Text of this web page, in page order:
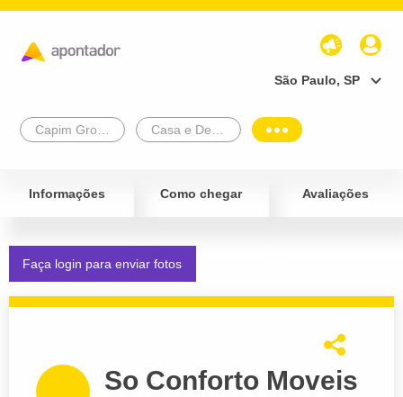
São Paulo, SP
Informações Como chegar Avaliações
Faça login para enviar fotos
So Conforto Moveis